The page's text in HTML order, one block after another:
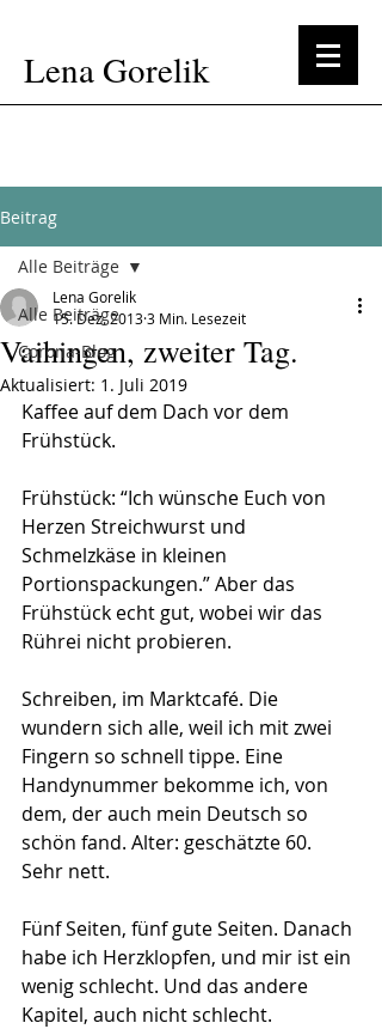
Lena Gorelik
Beitrag
Alle Beiträge
Corona-Blog
Alle Beiträge
Vaihingen, zweiter Tag.
Lena Gorelik
15. Dez. 20133 Min. Lesezeit
Aktualisiert: 1. Juli 2019
Kaffee auf dem Dach vor dem
Frühstück.
Frühstück: “Ich wünsche Euch von
Herzen Streichwurst und
Schmelzkäse in kleinen
Portionspackungen.” Aber das
Frühstück echt gut, wobei wir das
Rührei nicht probieren.
Schreiben, im Marktcafé. Die
wundern sich alle, weil ich mit zwei
Fingern so schnell tippe. Eine
Handynummer bekomme ich, von
dem, der auch mein Deutsch so
schön fand. Alter: geschätzte 60.
Sehr nett.
Fünf Seiten, fünf gute Seiten. Danach
habe ich Herzklopfen, und mir ist ein
wenig schlecht. Und das andere
Kapitel, auch nicht schlecht.